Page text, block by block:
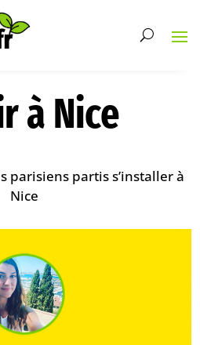
à Nice
parisiens partis s’installer à
Nice